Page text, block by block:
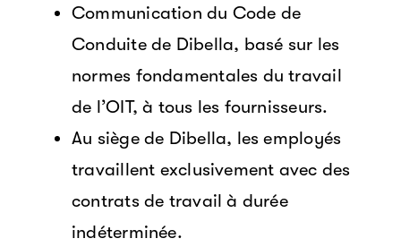
Communication du Code de
Conduite de Dibella, basé sur les
normes fondamentales du travail
de l’OIT, à tous les fournisseurs.
Au siège de Dibella, les employés
travaillent exclusivement avec des
contrats de travail à durée
indéterminée.